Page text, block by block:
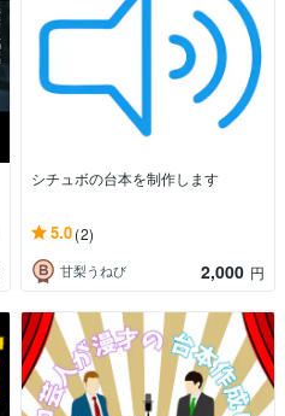
シチュボの台本を制作します
5.0(2)
甘梨うねび 2,000 円